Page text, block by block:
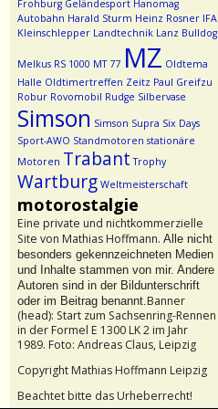
Frohburg Geländesport Hanomag
Autobahn Harald Sturm Heinz Rosner IFA
Kleinschlepper Landtechnik Lanz Bulldog
Melkus RS 1000 MT 77 MZ Oldtema
Halle Oldtimertreffen Zeitz Paul Greifzu
Robur Rovomobil Rudge Silbervase
Simson Simson Supra Six Days
Sport-AWO Standmotoren stationäre
Motoren Trabant Trophy
Wartburg Weltmeisterschaft
motorostalgie
Eine private und nichtkommerzielle
Site von Mathias Hoffmann. Alle nicht
besonders gekennzeichneten Medien
und Inhalte stammen von mir. Andere
Autoren sind in der Bildunterschrift
oder im Beitrag benannt. Banner
(head): Start zum Sachsenring-Rennen
in der Formel E 1300 LK 2 im Jahr
1989. Foto: Andreas Claus, Leipzig
Copyright Mathias Hoffmann Leipzig
Beachtet bitte das Urheberrecht!